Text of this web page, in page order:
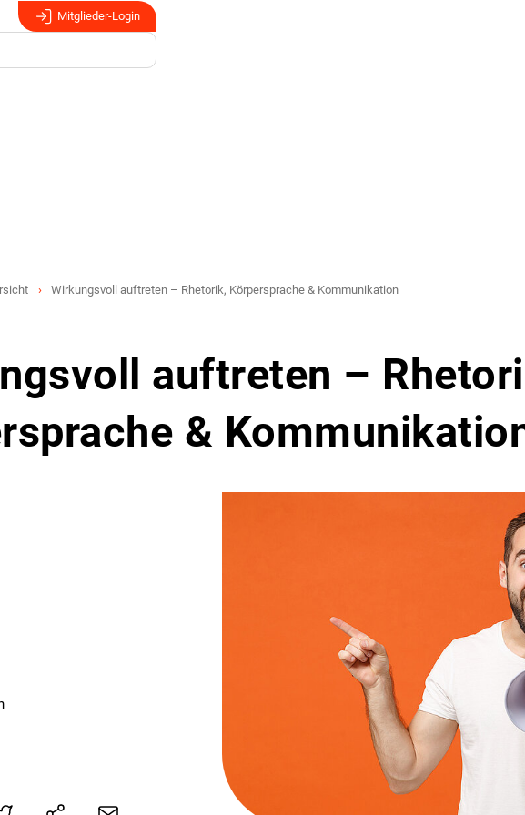
Mitglieder-Login
Wirkungsvoll auftreten – Rhetorik, Körpersprache & Kommunikation
auftreten –
&